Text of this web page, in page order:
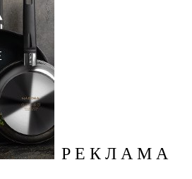
Р Е К Л А М А